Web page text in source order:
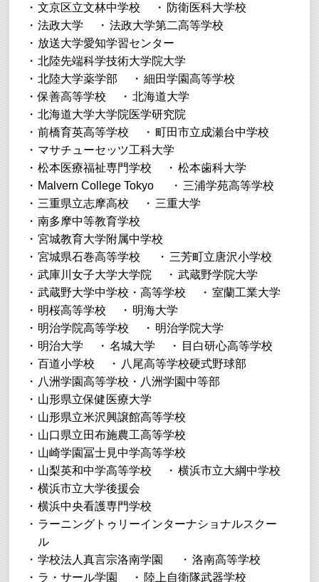
文京区立文林中学校
防衛医科大学校
法政大学
法政大学第二高等学校
放送大学愛知学習センター
北陸先端科学技術大学院大学
北陸大学薬学部
細田学園高等学校
保善高等学校
北海道大学
北海道大学大学院医学研究院
前橋育英高等学校
町田市立成瀬台中学校
マサチューセッツ工科大学
松本医療福祉専門学校
松本歯科大学
Malvern College Tokyo
三浦学苑高等学校
三重県立志摩高校
三重大学
南多摩中等教育学校
宮城教育大学附属中学校
宮城県石巻高等学校
三芳町立唐沢小学校
武庫川女子大学大学院
武蔵野学院大学
武蔵野大学中学校・高等学校
室蘭工業大学
明桜高等学校
明海大学
明治学院高等学校
明治学院大学
明治大学
名城大学
目白研心高等学校
百道小学校
八尾高等学校硬式野球部
八洲学園高等学校・八洲学園中等部
山形県立保健医療大学
山形県立米沢興譲館高等学校
山口県立田布施農工高等学校
山崎学園冨士見中学高等学校
山梨英和中学高等学校
横浜市立大綱中学校
横浜市立大学後援会
横浜中央看護専門学校
ラーニングトゥリーインターナショナルスクー
ル
学校法人真言宗洛南学園
洛南高等学校
ラ・サール学園
陸上自衛隊武器学校